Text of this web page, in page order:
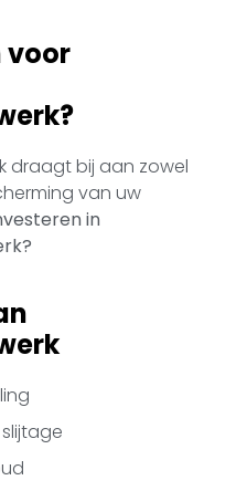
voor
draagt bij aan zowel
van uw
in